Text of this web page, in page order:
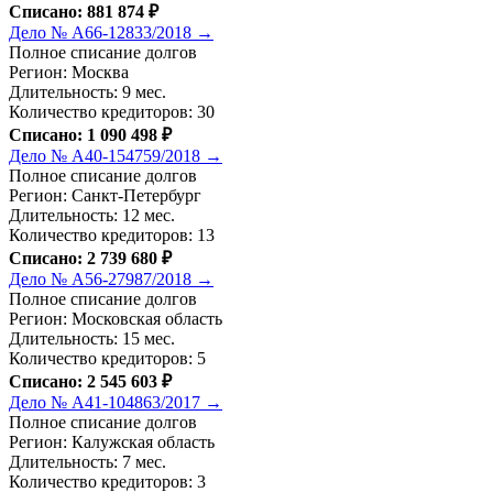
Списано: 881 874 ₽
Дело № А66-12833/2018 →
Полное списание долгов
Регион: Москва
Длительность: 9 мес.
Количество кредиторов: 30
Списано: 1 090 498 ₽
Дело № А40-154759/2018 →
Полное списание долгов
Регион: Санкт-Петербург
Длительность: 12 мес.
Количество кредиторов: 13
Списано: 2 739 680 ₽
Дело № А56-27987/2018 →
Полное списание долгов
Регион: Московская область
Длительность: 15 мес.
Количество кредиторов: 5
Списано: 2 545 603 ₽
Дело № А41-104863/2017 →
Полное списание долгов
Регион: Калужская область
Длительность: 7 мес.
Количество кредиторов: 3